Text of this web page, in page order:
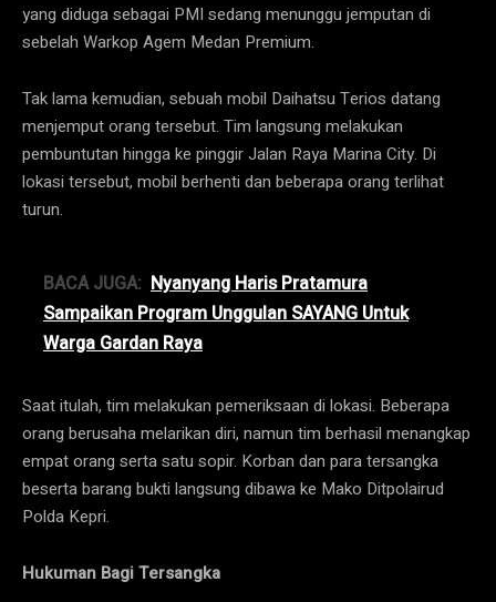
yang diduga sebagai PMI sedang menunggu jemputan di
sebelah Warkop Agem Medan Premium.
Tak lama kemudian, sebuah mobil Daihatsu Terios datang
menjemput orang tersebut. Tim langsung melakukan
pembuntutan hingga ke pinggir Jalan Raya Marina City. Di
lokasi tersebut, mobil berhenti dan beberapa orang terlihat
turun.
BACA JUGA: Nyanyang Haris Pratamura
Sampaikan Program Unggulan SAYANG Untuk
Warga Gardan Raya
Saat itulah, tim melakukan pemeriksaan di lokasi. Beberapa
orang berusaha melarikan diri, namun tim berhasil menangkap
empat orang serta satu sopir. Korban dan para tersangka
beserta barang bukti langsung dibawa ke Mako Ditpolairud
Polda Kepri.
Hukuman Bagi Tersangka